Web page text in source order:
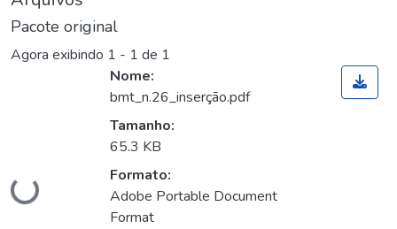
Pacote original
Agora exibindo 1 - 1 de 1
Carregando...
Nome:
bmt_n.26_inserção.pdf
Tamanho:
65.3 KB
Formato:
Adobe Portable Document
Format